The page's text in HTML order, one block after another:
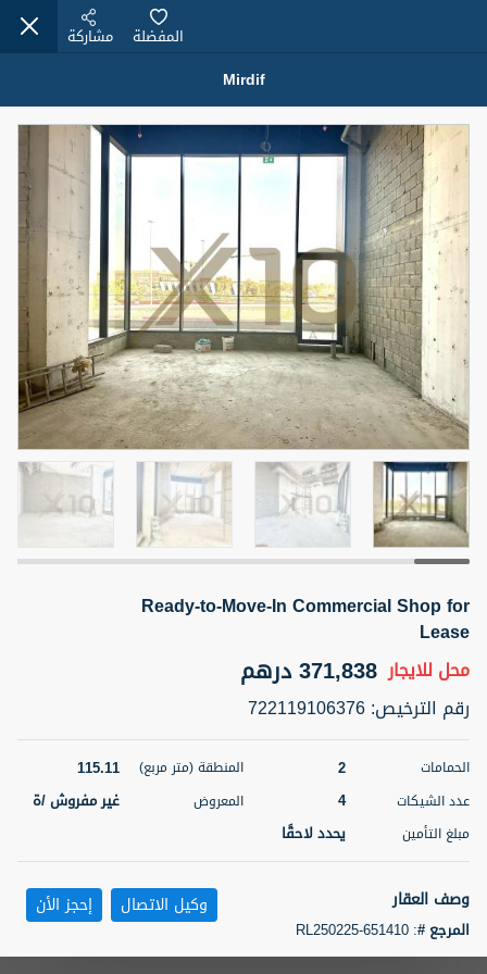
عقارات للإيجار (13750)
Modern Renovated Unit Near Marina Metro Station
شقةللإيجار 95,000 درهم
3
سرير
1
حمام
1
المنطقة (متر
مربع)
70.03
المعروض
غير مفروش /ة
الشيكات
1
اسم الوسيط
NILOOFAR ABBAS VAKIL
رقم الوسيط
أتصل الأن
5 أشهر +
ELBRUS TOWER UNIT 2701 ON RENT
شقة
سرير
1
71.39
الشيكات
اسم الوسيط
ABDEMANAF EQBALBHAI KHANBHAI
KHANBHAI EQBALBHAI SIRAJUDDIN
أتصل
الأن
5 أشهر +
Mirdif
المفضلة مشاركة
Ready-to-Move-In Commercial Shop for
Lease
محل للايجار 371,838 درهم
رقم الترخيص:
722119106376
الحمامات 2 المنطقة (متر مربع) 115.11
عدد الشيكات 4 المعروض غير مفروش /ة
مبلغ التأمين يحدد لاحقًا
وصف العقار
المرجع #:
RL250225-651410
وكيل الاتصال إحجز الأن تصفية المفضلة خريطة